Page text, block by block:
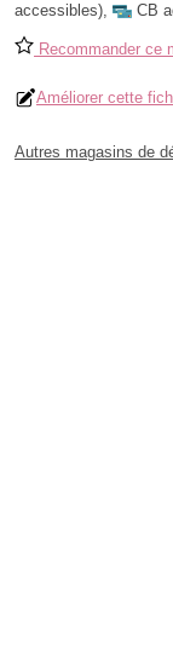
accessibles), CB
Recommander ce
Améliorer cette
Autres magasins de